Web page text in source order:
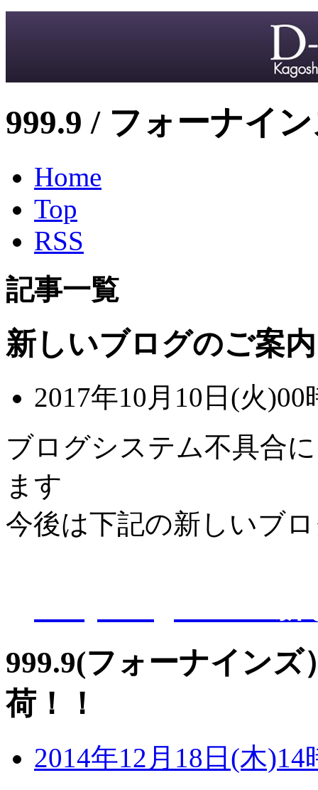
999.9 / フォーナイ
Home
Top
RSS
記事一覧
新しいブログのご案内
2017年10月10日(火)00
ブログシステム不具合
ます
今後は下記の新しいブ
999.9(フォーナイン
荷！！
2014年12月18日(木)14